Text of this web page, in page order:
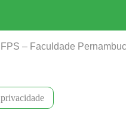
– Faculdade